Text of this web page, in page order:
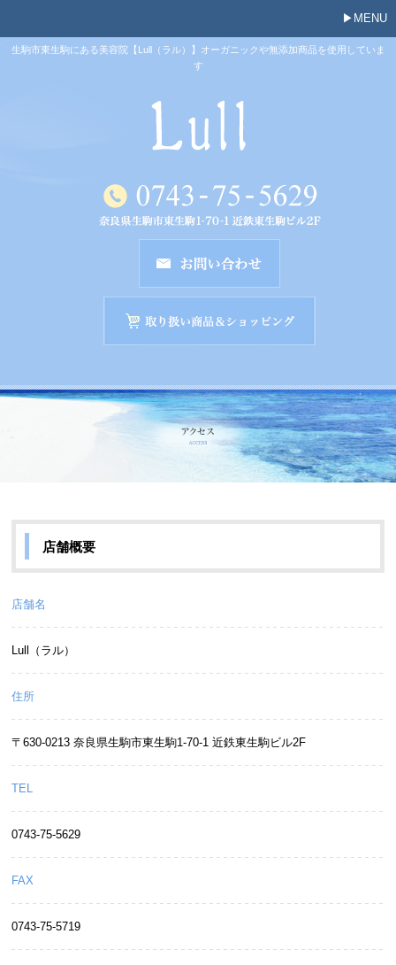
MENU
生駒市東生駒にある美容院【Lull（ラル）】オーガニックや無添加商品を使用していま
す
店舗概要
店舗名
Lull（ラル）
住所
〒630-0213 奈良県生駒市東生駒1-70-1 近鉄東生駒ビル2F
TEL
0743-75-5629
FAX
0743-75-5719